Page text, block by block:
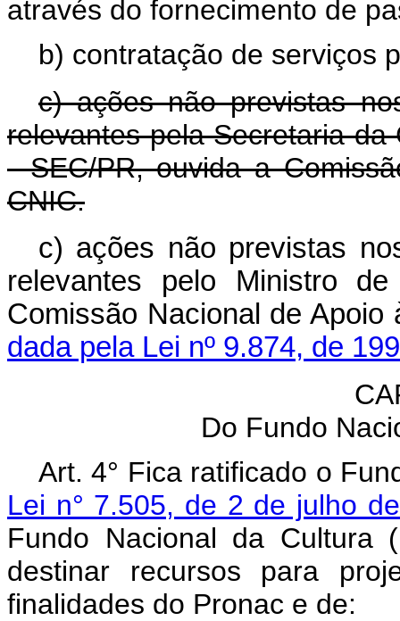
através do fornecimento de
b) contratação de serviços
c) ações não previstas
relevantes pela Secretaria
- SEC/PR, ouvida a
CNIC.
c) ações não previstas
relevantes pelo Ministro
Comissão Nacional
dada pela Lei nº 9.874, de
Do Fundo
Art. 4° Fica ratificado o
Lei n° 7.505, de 2 de julho
Fundo Nacional da Cultura
destinar recursos para
finalidades do Pronac e de: